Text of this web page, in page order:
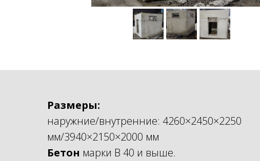
Размеры:
наружние/внутренние: 4260×2450×2250
мм/3940×2150×2000 мм
Бетон марки B 40 и выше.